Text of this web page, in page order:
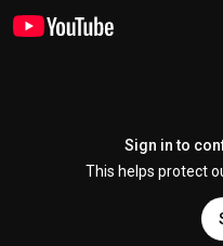
Sign in to
This helps protect